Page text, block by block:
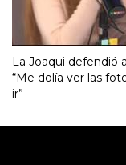
La Joaqui defendió
“Me dolía ver las
ir”